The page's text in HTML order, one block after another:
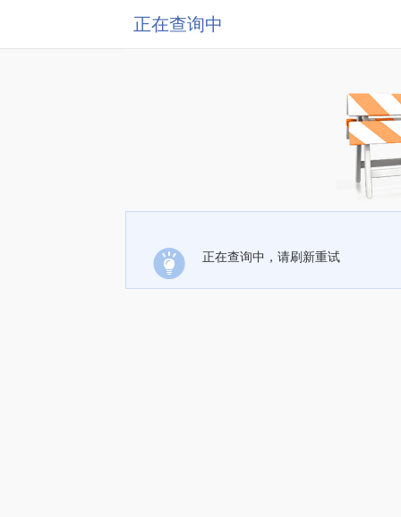
正在查询中
正在查询中，请刷新重试